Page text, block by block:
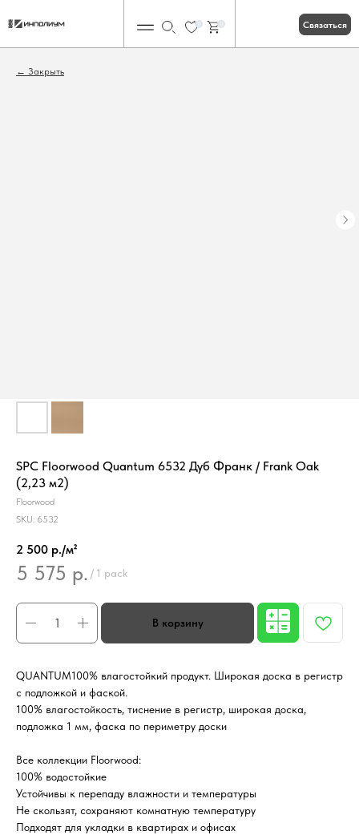
Связаться
Закрыть
SPC Floorwood Quantum 6532 Дуб Франк / Frank Oak
(2,23 м2)
Floorwood
SKU: 6532
2 500 р./м²
5 575 р. / 1 pack
QUANTUM100% влагостойкий продукт. Широкая доска в регистр
с подложкой и фаской.
100% влагостойкость, тиснение в регистр, широкая доска,
подложка 1 мм, фаска по периметру доски
Все коллекции Floorwood:
100% водостойкие
Устойчивы к перепаду влажности и температуры
Не скользят, сохраняют комнатную температуру
Подходят для укладки в квартирах и офисах